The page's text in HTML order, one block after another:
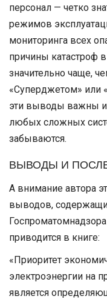
персонал — четко
режимов
мониторинга всех
причины катастроф
значительно чаще,
«Суперджетом» или
эти выводы важны и
любых сложных
забываются.
ВЫВОДЫ И
А внимание автора
выводов,
приводится в книге:
«Приоритет
электроэнергии на
является